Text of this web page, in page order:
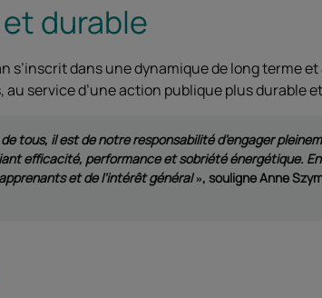
durable
s’inscrit dans une dynamique de long terme
service d’une action publique plus durable
tous, il est de notre responsabilité d’engager
efficacité, performance et sobriété énergétique.
et de l’intérêt général
, souligne Anne